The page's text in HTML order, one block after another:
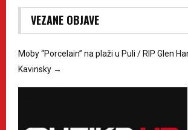
VEZANE OBJAVE
Moby “Porcelain” na plaži u Puli / RIP Glen
Kavinsky →